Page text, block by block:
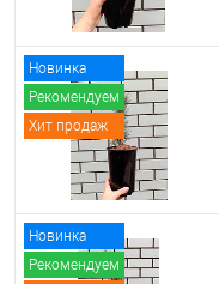
Новинка
Рекомендуем
Хит продаж
Новинка
Рекомендуем